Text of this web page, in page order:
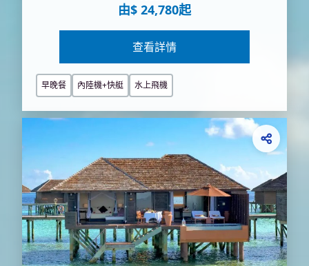
由$ 24,780起
查看詳情
早晚餐 內陸機+快艇 水上飛機